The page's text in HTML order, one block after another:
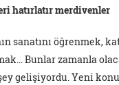
hatırlatır merdivenler
sanatını öğrenmek,
Bunlar zamanla
gelişiyordu. Yeni